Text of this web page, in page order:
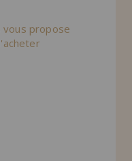
vous propose